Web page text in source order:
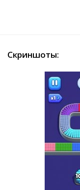
Скриншоты: